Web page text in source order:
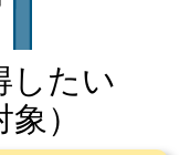
したい
）